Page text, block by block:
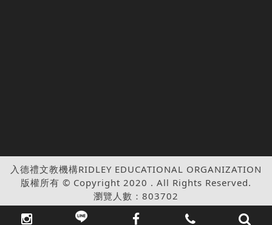
入德禮文教機構RIDLEY EDUCATIONAL ORGANIZATION
版權所有 © Copyright 2020 . All Rights Reserved.
瀏覽人數：803702